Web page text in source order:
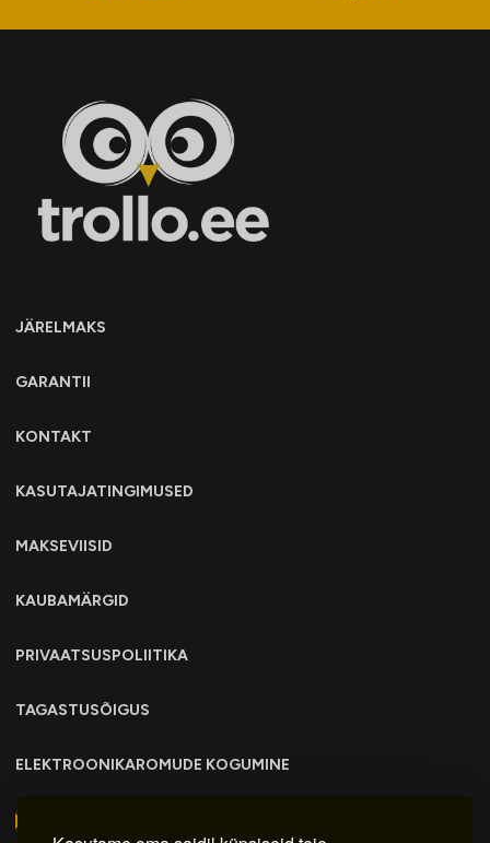
JÄRELMAKS
GARANTII
KONTAKT
KASUTAJATINGIMUSED
MAKSEVIISID
KAUBAMÄRGID
PRIVAATSUSPOLIITIKA
TAGASTUSÕIGUS
ELEKTROONIKAROMUDE KOGUMINE